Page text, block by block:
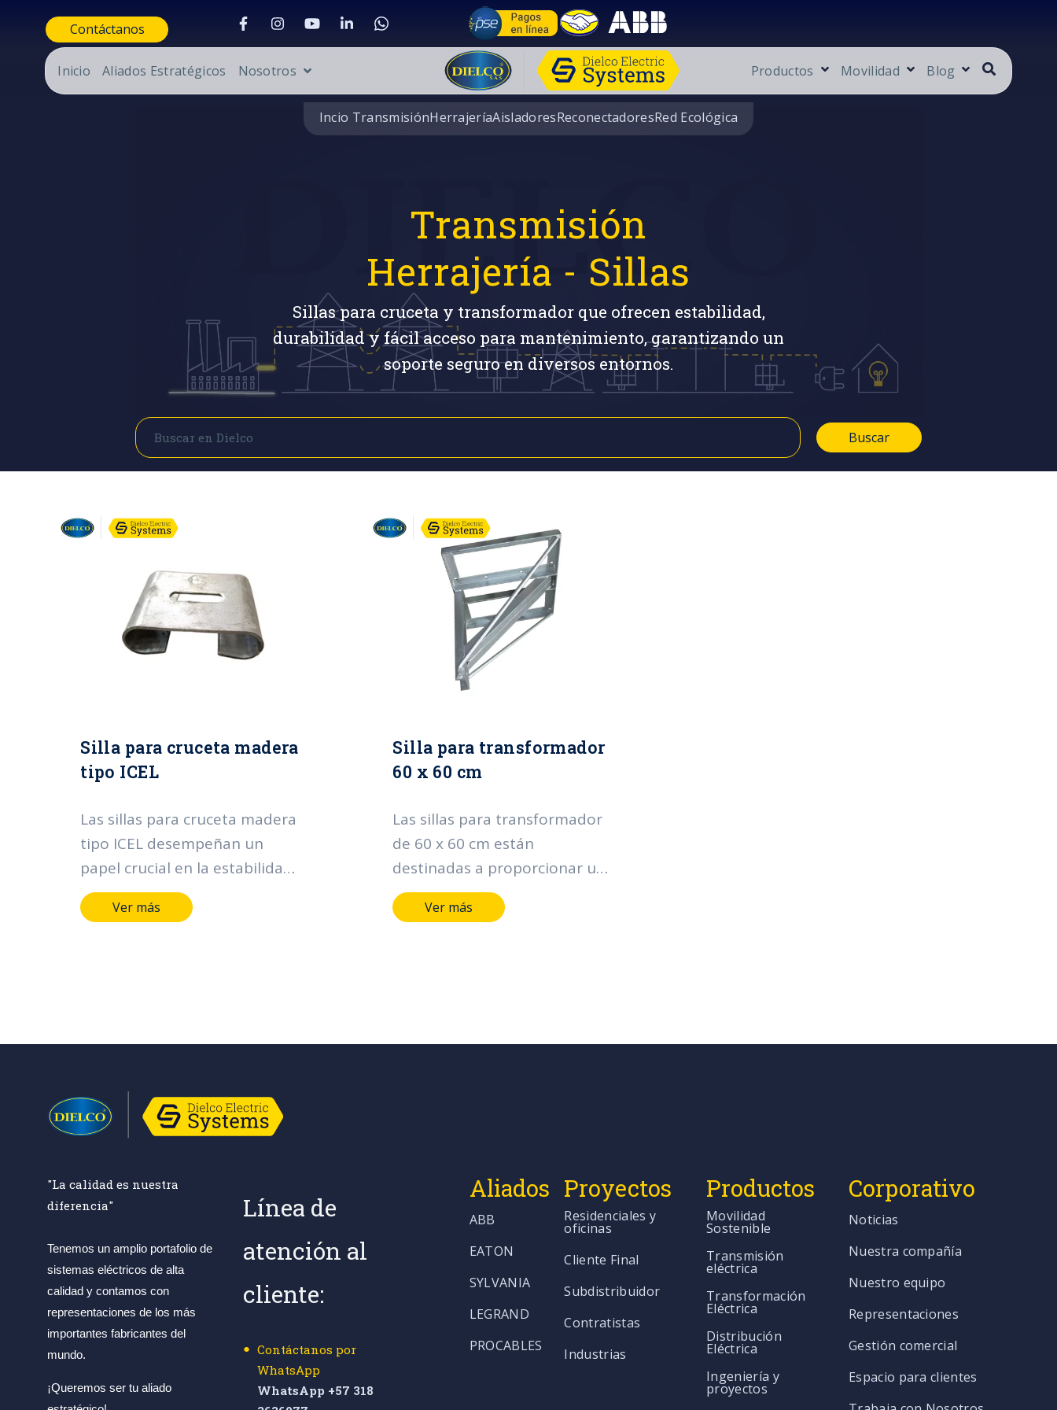
Contáctanos
Inicio Aliados Estratégicos Nosotros Productos Movilidad Blog
Incio TransmisiónHerrajeríaAisladoresReconectadoresRed Ecológica
Transmisión
Herrajería - Sillas
Sillas para cruceta y transformador que ofrecen estabilidad,
durabilidad y fácil acceso para mantenimiento, garantizando un
soporte seguro en diversos entornos.
Buscar
Buscar
Silla para cruceta madera
tipo ICEL
Las sillas para cruceta madera
tipo ICEL desempeñan un
papel crucial en la estabilidad
y durabilidad de las
estructuras. Facilita la
resistencia general del
conjunto, convirtiéndolas en
componentes esenciales para
fijación segura y duradera en
entornos diversos.
Ver más
Silla para transformador
60 x 60 cm
Las sillas para transformador
de 60 x 60 cm están
destinadas a proporcionar una
base estable y segura para
transformadores. Su función
Ver más
"La calidad es nuestra
diferencia"
Tenemos un amplio portafolio de
sistemas eléctricos de alta
calidad y contamos con
representaciones de los más
importantes fabricantes del
mundo.
¡Queremos ser tu aliado
Línea de
atención al
cliente:
Contáctanos por
WhatsApp
WhatsApp +57 318
Aliados
ABB
EATON
SYLVANIA
LEGRAND
PROCABLES
Proyectos
Residenciales y
oficinas
Cliente Final
Subdistribuidor
Contratistas
Industrias
Productos
Movilidad
Sostenible
Transmisión
eléctrica
Transformación
Eléctrica
Distribución
Eléctrica
Ingeniería y
proyectos
Corporativo
Noticias
Nuestra compañía
Nuestro equipo
Representaciones
Gestión comercial
Espacio para clientes